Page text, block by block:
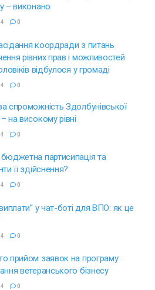
– виконано
0
коордради з питань
рівних прав і можливостей
відбулося у громаді
0
спроможність Здолбунівської
на високому рівні
0
партисипація та
її здійснення?
0
у чат-боті для ВПО: як це
0
прийом заявок на програму
ветеранського бізнесу
0